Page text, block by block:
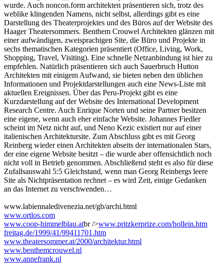
wurde. Auch noncon.form architekten präsentieren sich, trotz des
weblike klingenden Namens, nicht selbst, allerdings gibt es eine
Darstellung des Theaterprojektes und des Büros auf der Website des
Haager Theatersommers. Benthem Crouwel Architekten glänzen mit
einer aufwändigen, zweisprachigen Site, die Büro und Projekte in
sechs thematischen Kategorien präsentiert (Office, Living, Work,
Shopping, Travel, Visiting). Eine schnelle Netzanbindung ist hier zu
empfehlen. Natürlich präsentieren sich auch Sauerbruch Hutton
Architekten mit einigem Aufwand, sie bieten neben den üblichen
Informationen und Projektdarstellungen auch eine News-Liste mit
aktuellen Ereignissen. Über das Peru-Projekt gibt es eine
Kurzdarstellung auf der Website des International Development
Research Centre. Auch Enrique Norten und seine Partner besitzen
eine eigene, wenn auch eher einfache Website. Johannes Fiedler
scheint im Netz nicht auf, und Neno Kezic existiert nur auf einer
italienischen Architektursite. Zum Abschluss gibt es mit Georg
Reinberg wieder einen Architekten abseits der internationalen Stars,
der eine eigene Website besitzt – die wurde aber offensichtlich noch
nicht voll in Betrieb genommen. Abschließend steht es also für diese
Zufallsauswahl 5:5 Gleichstand, wenn man Georg Reinbergs leere
Site als Nichtpräsentation rechnet – es wird Zeit, einige Gedanken
an das Internet zu verschwenden…
www.labiennaledivenezia.net/gb/archi.html
www.ortlos.com
www.coop-himmelblau.atbr />www.pritzkerprize.com/hollein.htm
freitag.de/1999/41/99411701.htm
www.theatersommer.at/2000/architektur.html
www.benthemcrouwel.nl
www.annefrank.nl